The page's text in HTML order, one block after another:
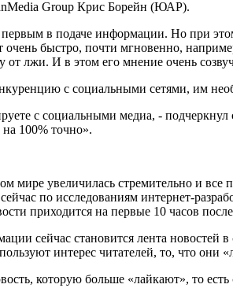
Group Крис Борейн (ЮАР).
в подаче информации. Но при
очень быстро, почти мгновенно,
от лжи. И в этом его мнение очень
с социальными сетями, им
с социальными медиа, -
100% точно».
мире увеличилась стремительно и все
по исследованиям интернет-
приходится на первые 10 часов
сейчас становится лента
интерес читателей, то, что они
которую больше «лайкают», то